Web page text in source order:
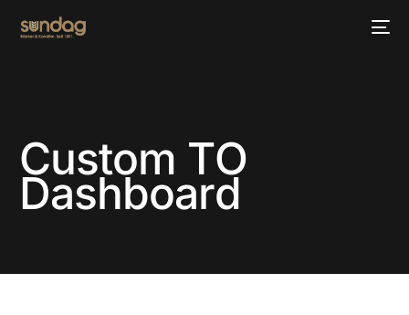
Custom TO
Dashboard